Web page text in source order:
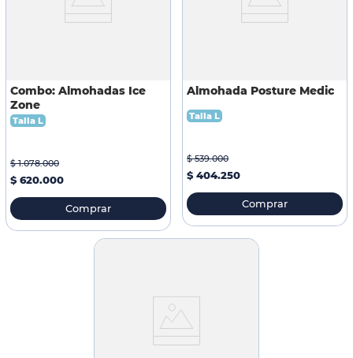
Combo: Almohadas Ice
Zone
Talla L
$ 1.078.000
$ 620.000
Comprar
Almohada Posture Medic
Talla L
$ 539.000
$ 404.250
Comprar